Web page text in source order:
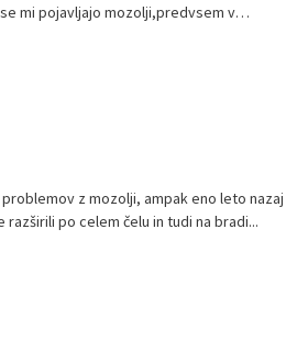
mi pojavljajo mozolji,predvsem v
z mozolji, ampak eno leto nazaj
po celem čelu in tudi na bradi...